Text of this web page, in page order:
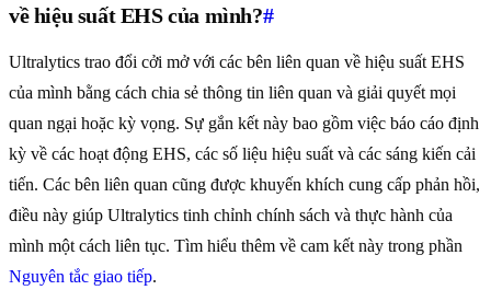
về hiệu suất EHS của mình?#
Ultralytics trao đổi cởi mở với các bên liên quan về hiệu suất EHS
của mình bằng cách chia sẻ thông tin liên quan và giải quyết mọi
quan ngại hoặc kỳ vọng. Sự gắn kết này bao gồm việc báo cáo định
kỳ về các hoạt động EHS, các số liệu hiệu suất và các sáng kiến cải
tiến. Các bên liên quan cũng được khuyến khích cung cấp phản hồi,
điều này giúp Ultralytics tinh chỉnh chính sách và thực hành của
mình một cách liên tục. Tìm hiểu thêm về cam kết này trong phần
Nguyên tắc giao tiếp.